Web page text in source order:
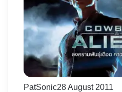
PatSonic28 August 2011